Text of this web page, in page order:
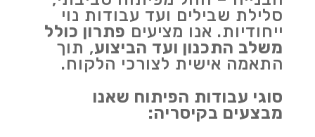
סלילת שבילים ועד עבודות נוי
ייחודיות. אנו מציעים פתרון כולל
משלב התכנון ועד הביצוע, תוך
התאמה אישית לצורכי הלקוח.
סוגי עבודות הפיתוח שאנו
מבצעים בקיסריה: